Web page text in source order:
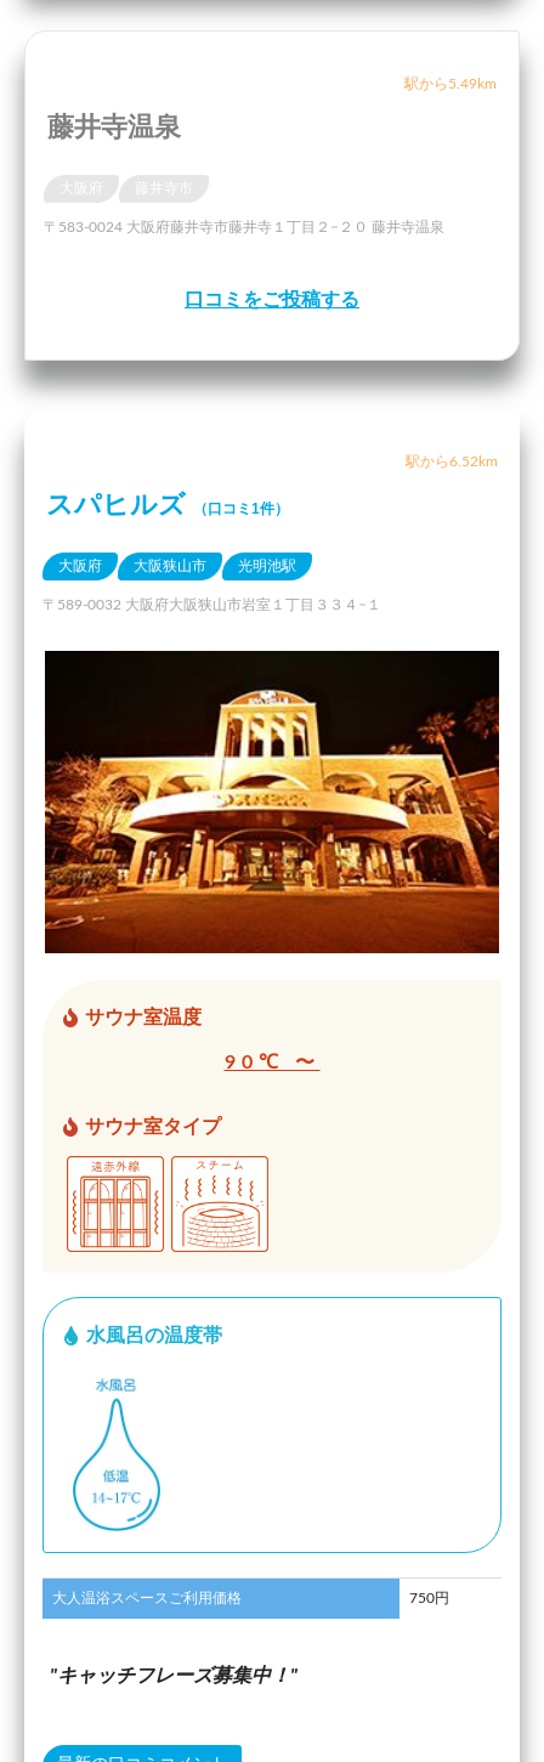
駅から5.49km
藤井寺温泉
〒583-0024 大阪府藤井寺市藤井寺１丁目２−２０ 藤井寺温泉
口コミをご投稿する
駅から6.52km
スパヒルズ （口コミ1件）
大阪府 大阪狭山市 光明池駅
〒589-0032 大阪府大阪狭山市岩室１丁目３３４−１
サウナ室温度
90℃ 〜
サウナ室タイプ
水風呂の温度帯
大人温浴スペースご利用価格 750円
キャッチフレーズ募集中！